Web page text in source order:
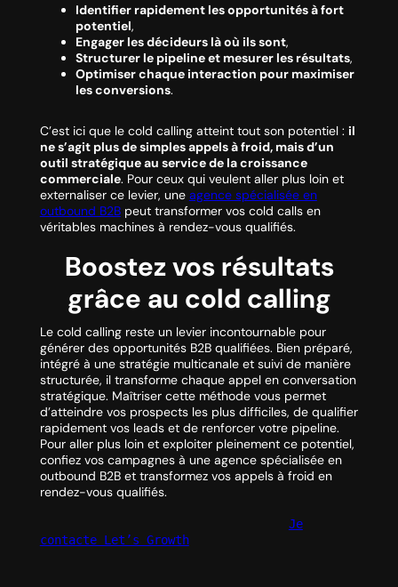
Identifier rapidement les opportunités à fort
potentiel,
Engager les décideurs là où ils sont,
Structurer le pipeline et mesurer les résultats,
Optimiser chaque interaction pour maximiser
les conversions.
C’est ici que le cold calling atteint tout son potentiel : il
ne s’agit plus de simples appels à froid, mais d’un
outil stratégique au service de la croissance
commerciale. Pour ceux qui veulent aller plus loin et
externaliser ce levier, une agence spécialisée en
outbound B2Bpeut transformer vos cold calls en
véritables machines à rendez-vous qualifiés.
Boostez vos résultats
grâce au cold calling
Le cold calling reste un levier incontournable pour
générer des opportunités B2B qualifiées. Bien préparé,
intégré à une stratégie multicanale et suivi de manière
structurée, il transforme chaque appel en conversation
stratégique. Maîtriser cette méthode vous permet
d’atteindre vos prospects les plus difficiles, de qualifier
rapidement vos leads et de renforcer votre pipeline.
Pour aller plus loin et exploiter pleinement ce potentiel,
confiez vos campagnes à une agence spécialisée en
outbound B2B et transformez vos appels à froid en
rendez-vous qualifiés.
Je
contacte Let’s Growth